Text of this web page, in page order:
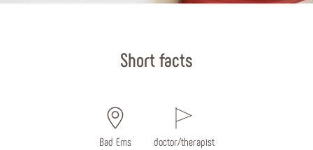
Short facts
Bad Ems doctor/therapist